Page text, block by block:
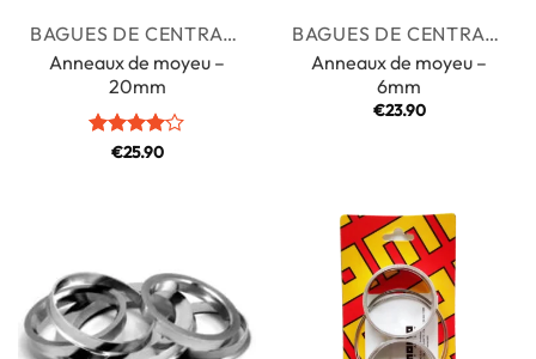
BAGUES DE CENTRAGE
Anneaux de moyeu –
20mm
Note4
€25.90
BAGUES DE CENTRAGE
Anneaux de moyeu –
6mm
€23.90